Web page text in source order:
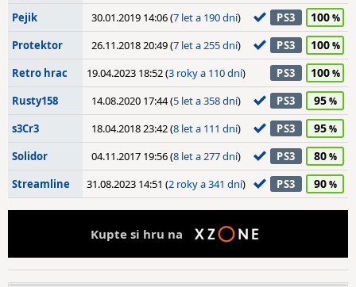
Pejik 30.01.2019 14:06 (7 let a 190 dní) PS3 100
Protektor 26.11.2018 20:49 (7 let a 255 dní) PS3 100
Retro hrac 19.04.2023 18:52 (3 roky a 110 dní) PS3 100
Rusty158 14.08.2020 17:44 (5 let a 358 dní) PS3 95
s3Cr3 18.04.2018 23:42 (8 let a 111 dní) PS3 95
Solidor 04.11.2017 19:56 (8 let a 277 dní) PS3 80
Streamline 31.08.2023 14:51 (2 roky a 341 dní) PS3 90
Kupte si hru na